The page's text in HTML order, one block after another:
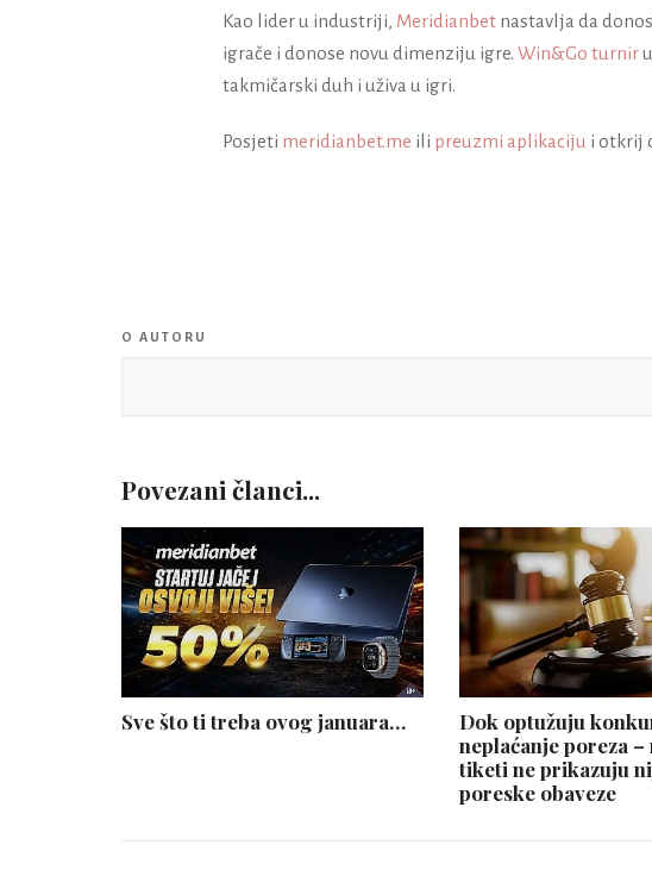
Kao lider u industriji, Meridianbet nastavlja da
igrače i donose novu dimenziju igre. Win&Go turnir
takmičarski duh i uživa u igri.
Posjeti meridianbet.me ili preuzmi aplikaciju i otkrij
O AUTORU
Povezani članci...
Sve što ti treba ovog januara…
Dok optužuju
neplaćanje poreza
tiketi ne prikazuju
poreske obaveze